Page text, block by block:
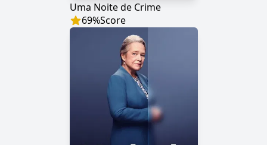
Uma Noite de Crime
69%Score